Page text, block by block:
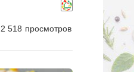
2 518 просмотров